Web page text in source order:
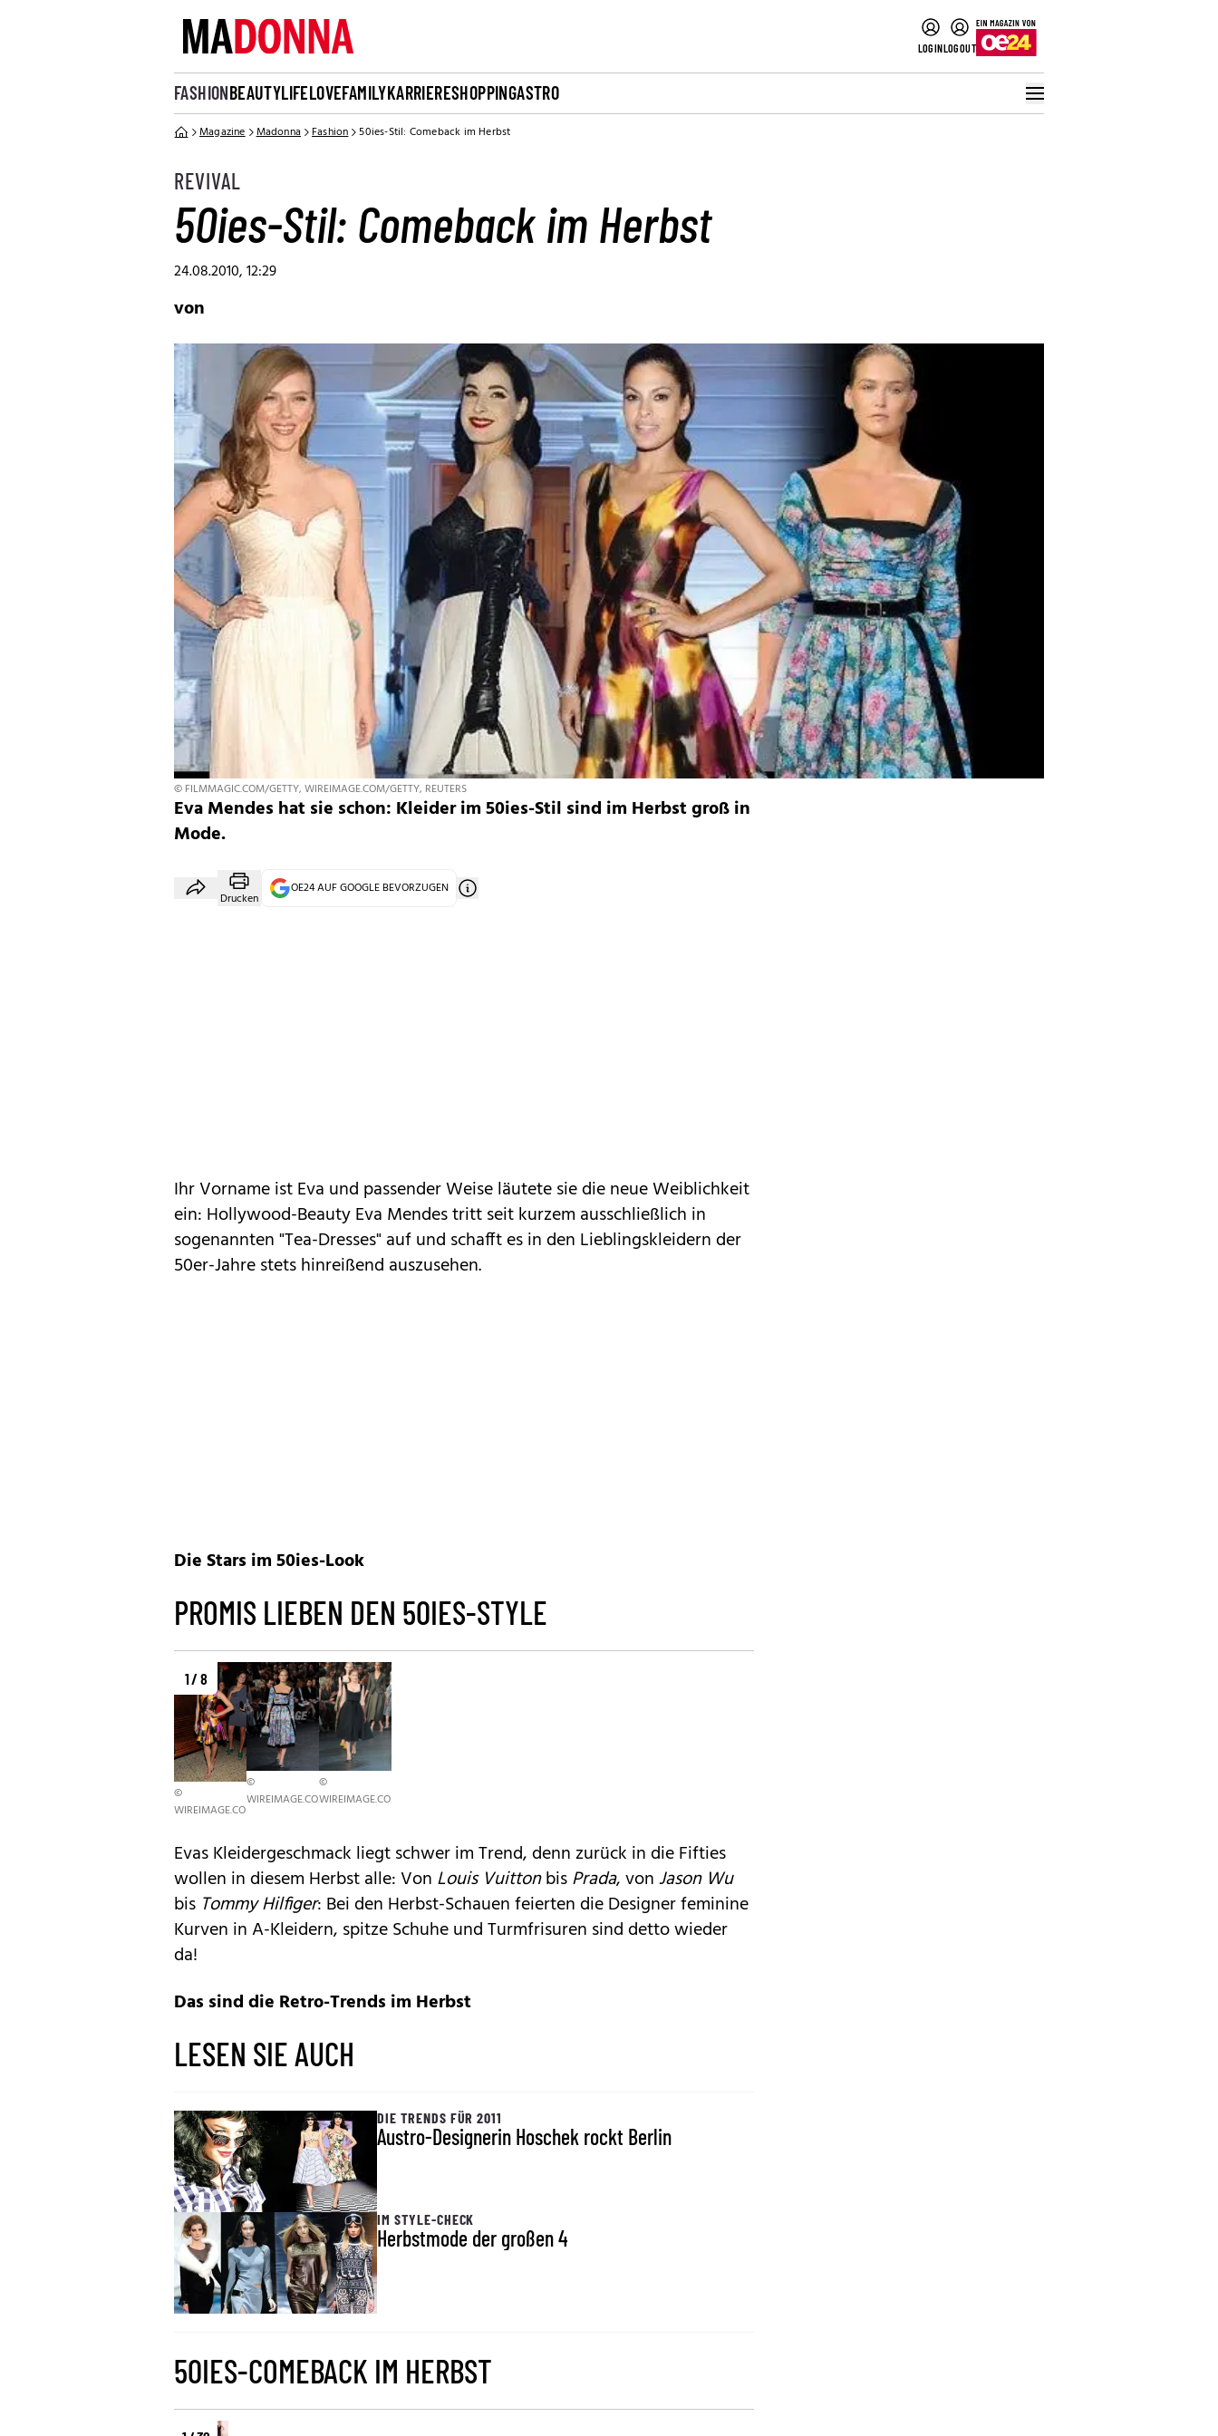
LOGINLOGOUT
FASHIONBEAUTYLIFELOVEFAMILYKARRIERESHOPPINGASTRO
Magazine Madonna Fashion 50ies-Stil: Comeback im Herbst
REVIVAL
50ies-Stil: Comeback im Herbst
24.08.2010, 12:29
von
© FILMMAGIC.COM/GETTY, WIREIMAGE.COM/GETTY, REUTERS
Eva Mendes hat sie schon: Kleider im 50ies-Stil sind im Herbst groß in
Mode.
Drucken
OE24 AUF GOOGLE BEVORZUGEN
Ihr Vorname ist Eva und passender Weise läutete sie die neue Weiblichkeit
ein: Hollywood-Beauty Eva Mendes tritt seit kurzem ausschließlich in
sogenannten "Tea-Dresses" auf und schafft es in den Lieblingskleidern der
50er-Jahre stets hinreißend auszusehen.
Die Stars im 50ies-Look
PROMIS LIEBEN DEN 50IES-STYLE
1 / 8
©
WIREIMAGE.COM/GETTY
©
WIREIMAGE.COM/GETTY
©
WIREIMAGE.COM/GETTY
Evas Kleidergeschmack liegt schwer im Trend, denn zurück in die Fifties
wollen in diesem Herbst alle: Von Louis VuittonbisPrada, vonJason Wu
bis Tommy Hilfiger: Bei den Herbst-Schauen feierten die Designer feminine
Kurven in A-Kleidern, spitze Schuhe und Turmfrisuren sind detto wieder
da!
Das sind die Retro-Trends im Herbst
LESEN SIE AUCH
DIE TRENDS FÜR 2011
Austro-Designerin Hoschek rockt Berlin
IM STYLE-CHECK
Herbstmode der großen 4
50IES-COMEBACK IM HERBST